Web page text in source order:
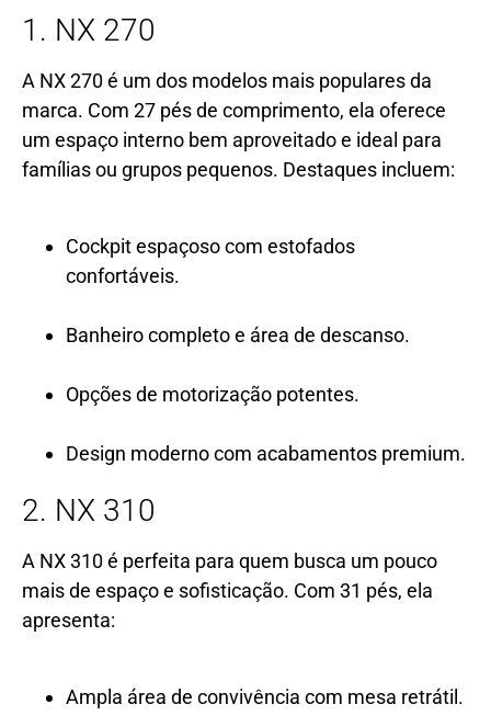
1. NX 270
A NX 270 é um dos modelos mais populares da
marca. Com 27 pés de comprimento, ela oferece
um espaço interno bem aproveitado e ideal para
famílias ou grupos pequenos. Destaques incluem:
Cockpit espaçoso com estofados
confortáveis.
Banheiro completo e área de descanso.
Opções de motorização potentes.
Design moderno com acabamentos premium.
2. NX 310
A NX 310 é perfeita para quem busca um pouco
mais de espaço e sofisticação. Com 31 pés, ela
apresenta:
Ampla área de convivência com mesa retrátil.